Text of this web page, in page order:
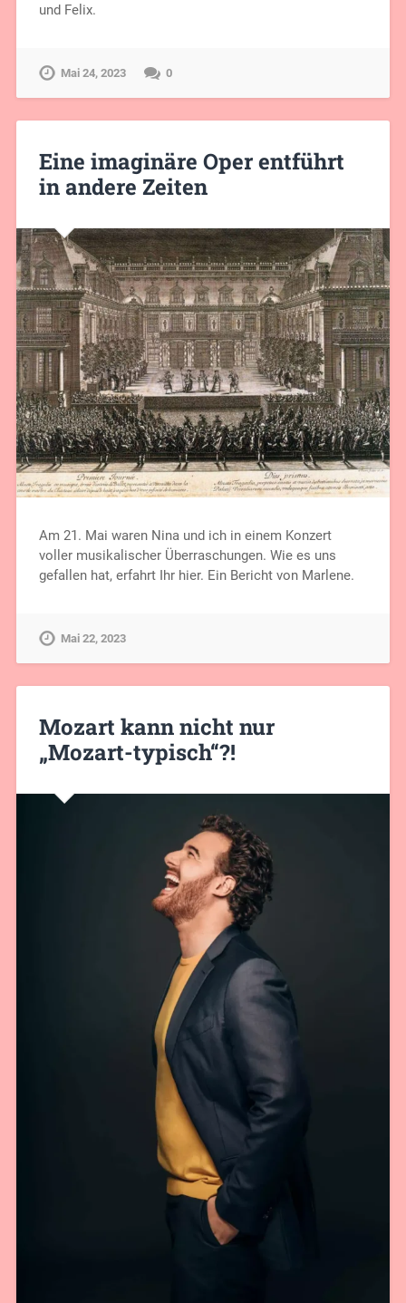
und Felix.
Mai 24, 2023 0
Eine imaginäre Oper entführt
in andere Zeiten
Am 21. Mai waren Nina und ich in einem Konzert
voller musikalischer Überraschungen. Wie es uns
gefallen hat, erfahrt Ihr hier. Ein Bericht von Marlene.
Mai 22, 2023
Mozart kann nicht nur
„Mozart-typisch“?!